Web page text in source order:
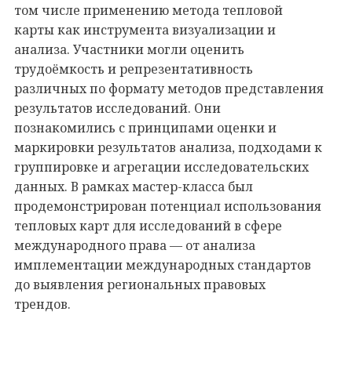
том числе применению метода тепловой
карты как инструмента визуализации и
анализа. Участники могли оценить
трудоёмкость и репрезентативность
различных по формату методов представления
результатов исследований. Они
познакомились с принципами оценки и
маркировки результатов анализа, подходами к
группировке и агрегации исследовательских
данных. В рамках мастер-класса был
продемонстрирован потенциал использования
тепловых карт для исследований в сфере
международного права — от анализа
имплементации международных стандартов
до выявления региональных правовых
трендов.